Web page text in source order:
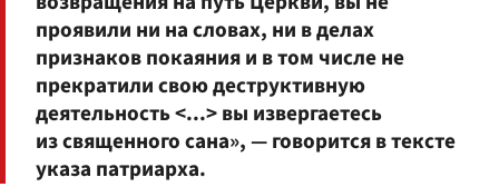
проявили ни на словах, ни в делах
признаков покаяния и в том числе не
прекратили свою деструктивную
деятельность <...> вы извергаетесь
из священного сана», — говорится в тексте
указа патриарха.